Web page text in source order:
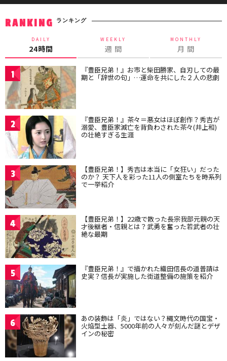
RANKING ランキング
DAILY
24時間
WEEKLY
週 間
MONTHLY
月 間
1 『豊臣兄弟！』お市と柴田勝家、自刃しての最
期と「辞世の句」…運命を共にした２人の悲劇
2 『豊臣兄弟！』茶々＝悪女はほぼ創作？秀吉が
溺愛、豊臣家滅亡を背負わされた茶々(井上和)
の壮絶すぎる生涯
3 【豊臣兄弟！】秀吉は本当に「女狂い」だった
のか？ 天下人を彩った11人の側室たちを時系列
で一挙紹介
4 【豊臣兄弟！】22歳で散った長宗我部元親の天
才後継者・信親とは？武勇を奮った若武者の壮
絶な最期
5 『豊臣兄弟！』で描かれた織田信長の道普請は
史実？信長が実施した街道整備の施策を紹介
6 あの装飾は「炎」ではない？縄文時代の国宝・
火焔型土器、5000年前の人々が刻んだ謎とデザ
インの秘密